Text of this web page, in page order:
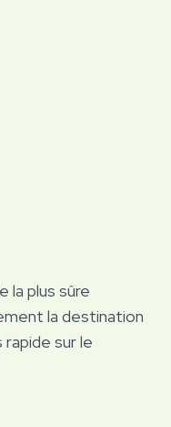
la plus sûre
la destination
rapide sur le